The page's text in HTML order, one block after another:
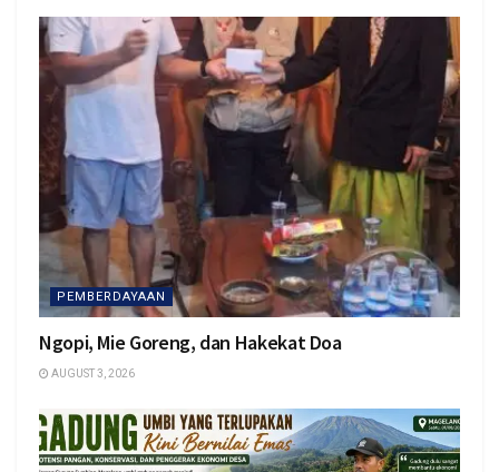
PEMBERDAYAAN
Ngopi, Mie Goreng, dan Hakekat Doa
AUGUST 3, 2026